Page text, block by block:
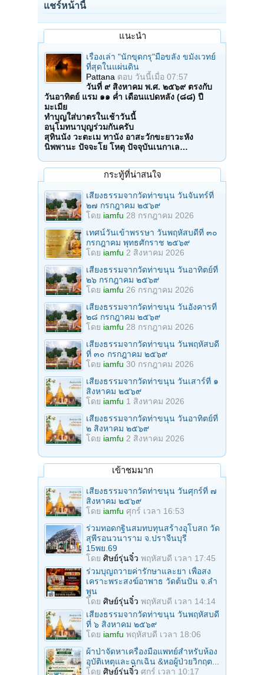
แชร์หน้านี้
แนะนำ
เรื่องเล่า "นักขุดกรุ"มือขลัง ขมังเวทย์
ที่สุดในแผ่นดิน
Pattana ตอบ วันนี้เมื่อ 07:57
วันที่ ๙ สิงหาคม พ.ศ. ๒๕๖๙ ตรงกับ
วันอาทิตย์ แรม ๑๑ ค่ำ เดือนแปดหลัง (๘๘) ปี
มะเมีย
ทำบุญใส่บาตรในเช้าวันนี้
อนุโมทนาบุญร่วมกันครับ
สุทินนัง วะตะเม ทานัง อาสะวักขะยาวะหัง
นิพพานะ ปัจจะโย โหตุ ปัจจุบันเนกาเล…
กระทู้ที่น่าสนใจ
เสียงธรรมจากวัดท่าขนุน วันจันทร์ที่
๒๗ กรกฎาคม ๒๕๖๙
โดย iamfu 28 กรกฎาคม 2026
เทศน์วันเข้าพรรษา วันพฤหัสบดีที่ ๓๐
กรกฎาคม พุทธศักราช ๒๕๖๙
โดย iamfu 2 สิงหาคม 2026
เสียงธรรมจากวัดท่าขนุน วันอาทิตย์ที่
๒๖ กรกฎาคม ๒๕๖๙
โดย iamfu 26 กรกฎาคม 2026
เสียงธรรมจากวัดท่าขนุน วันอังคารที่
๒๘ กรกฎาคม ๒๕๖๙
โดย iamfu 28 กรกฎาคม 2026
เสียงธรรมจากวัดท่าขนุน วันพฤหัสบดี
ที่ ๓๐ กรกฎาคม ๒๕๖๙
โดย iamfu 30 กรกฎาคม 2026
เสียงธรรมจากวัดท่าขนุน วันเสาร์ที่ ๑
สิงหาคม ๒๕๖๙
โดย iamfu 1 สิงหาคม 2026
เสียงธรรมจากวัดท่าขนุน วันอาทิตย์ที่
๒ สิงหาคม ๒๕๖๙
โดย iamfu 2 สิงหาคม 2026
เข้าชมมาก
เสียงธรรมจากวัดท่าขนุน วันศุกร์ที่ ๗
สิงหาคม ๒๕๖๙
โดย iamfu ศุกร์ เวลา 16:53
ร่วมทอดกฐินสมทบทุนสร้างอุโบสถ วัด
สุพีรอนวนาราม จ.ปราจีนบุรี
15พย.69
โดย ศิษย์รุ่นจิ๋ว พฤหัสบดี เวลา 17:45
ร่วมบุญถวายค่ารักษาและยา เพื่อสง
เคราะพระสงฆ์อาพาธ วัดต้นปัน จ.ลํา
พูน
โดย ศิษย์รุ่นจิ๋ว พฤหัสบดี เวลา 14:14
เสียงธรรมจากวัดท่าขนุน วันพฤหัสบดี
ที่ ๖ สิงหาคม ๒๕๖๙
โดย iamfu พฤหัสบดี เวลา 18:06
ผ้าป่าจัดหาเครื่องมือแพทย์สำหรับห้อง
อุบัติเหตุและฉุกเฉิน &หอผู้ป่วยวิกฤต...
โดย ศิษย์รุ่นจิ๋ว ศุกร์ เวลา 10:17